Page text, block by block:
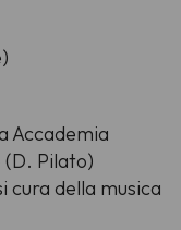
Accademia
Pilato)
cura della musica